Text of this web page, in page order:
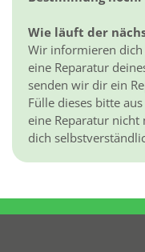
Wie läuft der
Wir informieren
eine Reparatur
senden wir dir ein
Fülle dieses bitte
eine Reparatur
dich